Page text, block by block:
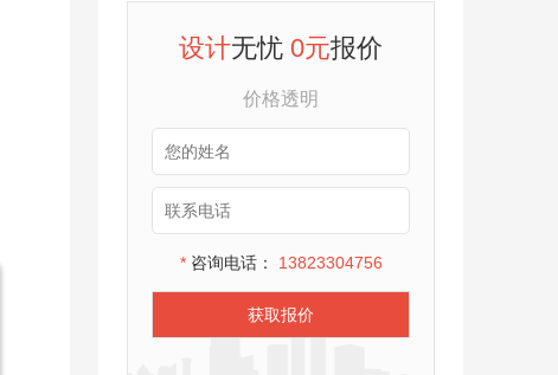
设计无忧0元报价
价格透明
*咨询电话： 13823304756
获取报价